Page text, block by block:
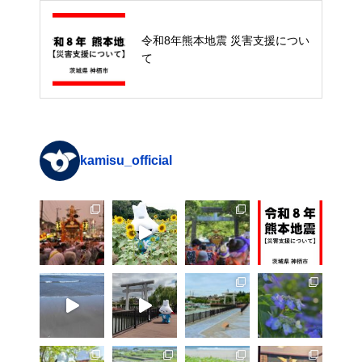
令和8年熊本地震 災害支援につい
て
入館無料なのに超本格！歴史民俗
資料館「恐竜展」特集
kamisu_official